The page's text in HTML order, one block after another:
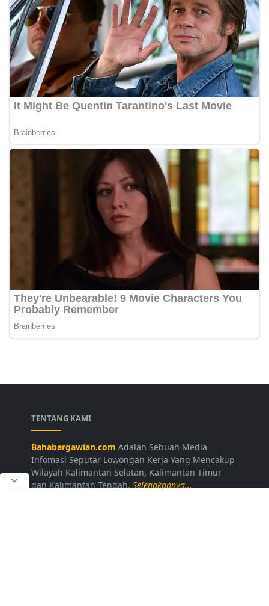
TENTANG KAMI
Bahabargawian.com Adalah Sebuah Media
Infomasi Seputar Lowongan Kerja Yang Mencakup
Wilayah Kalimantan Selatan, Kalimantan Timur
dan Kalimantan Tengah.Selengkapnya...